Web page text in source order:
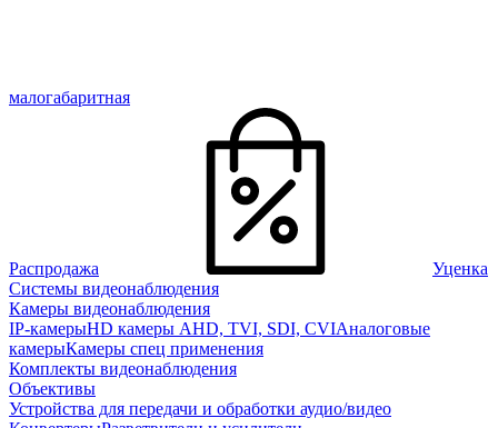
малогабаритная
Распродажа
Уценка
Системы видеонаблюдения
Камеры видеонаблюдения
IP-камерыHD камеры AHD, TVI, SDI, CVIАналоговые
камерыКамеры спец применения
Комплекты видеонаблюдения
Объективы
Устройства для передачи и обработки аудио/видео